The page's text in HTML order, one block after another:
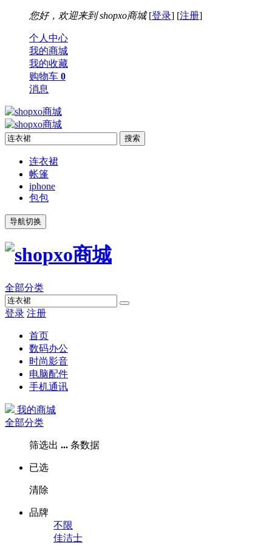
您好，欢迎来到 shopxo商城[登录] [注册]
个人中心
我的商城
我的收藏
购物车 0
消息
连衣裙
帐篷
iphone
包包
导航切换
全部分类
登录 注册
首页
数码办公
时尚影音
电脑配件
手机通讯
我的商城
全部分类
筛选出 ... 条数据
已选
清除
品牌
不限
佳洁士